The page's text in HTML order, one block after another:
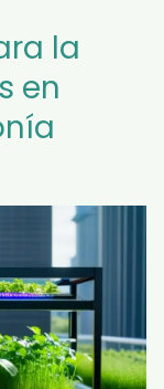
la
en